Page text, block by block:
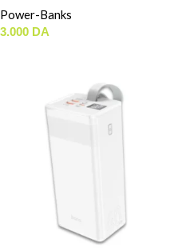
Power-Banks
3.000 DA